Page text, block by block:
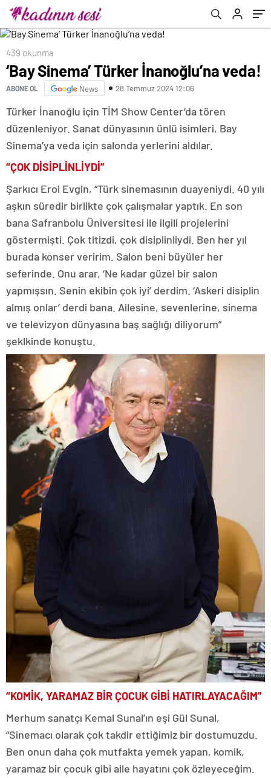
439 okunma
‘Bay Sinema’ Türker İnanoğlu’na veda!
ABONE OL News 28 Temmuz 2024 12:06
Türker İnanoğlu için TİM Show Center’da tören
düzenleniyor. Sanat dünyasının ünlü isimleri, Bay
Sinema’ya veda için salonda yerlerini aldılar.
“ÇOK DİSİPLİNLİYDİ”
Şarkıcı Erol Evgin, “Türk sinemasının duayeniydi. 40 yılı
aşkın süredir birlikte çok çalışmalar yaptık. En son
bana Safranbolu Üniversitesi ile ilgili projelerini
göstermişti. Çok titizdi, çok disiplinliydi. Ben her yıl
burada konser veririm. Salon beni büyüler her
seferinde. Onu arar, ‘Ne kadar güzel bir salon
yapmışsın. Senin ekibin çok iyi’ derdim. ‘Askeri disiplin
almış onlar’ derdi bana. Ailesine, sevenlerine, sinema
ve televizyon dünyasına baş sağlığı diliyorum”
şeklkinde konuştu.
“KOMİK, YARAMAZ BİR ÇOCUK GİBİ HATIRLAYACAĞIM”
Merhum sanatçı Kemal Sunal’ın eşi Gül Sunal,
“Sinemacı olarak çok takdir ettiğimiz bir dostumuzdu.
Ben onun daha çok mutfakta yemek yapan, komik,
yaramaz bir çocuk gibi aile hayatını çok özleyeceğim.